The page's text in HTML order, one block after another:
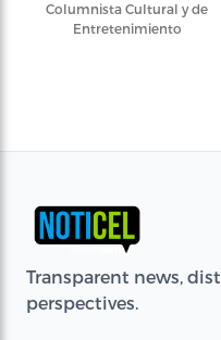
Columnista Cultural y de
Entretenimiento
Transparent news,
perspectives.